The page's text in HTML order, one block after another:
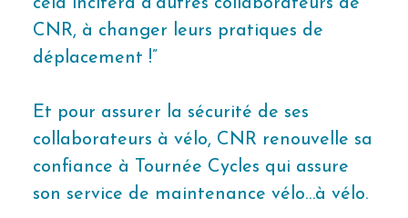
cela incitera d'autres collaborateurs de
CNR, à changer leurs pratiques de
déplacement !”
Et pour assurer la sécurité de ses
collaborateurs à vélo, CNR renouvelle sa
confiance à Tournée Cycles qui assure
son service de maintenance vélo…à vélo.